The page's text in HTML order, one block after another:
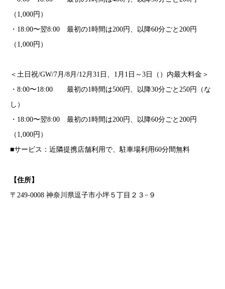
（1,000円）
・18:00〜翌8:00 最初の1時間は200円、以降60分ごと200円
（1,000円）
＜土日祝/GW/7月/8月/12月31日、1月1日～3日（）内最大料金＞
・8:00〜18:00 最初の1時間は500円、以降30分ごと250円（な
し）
・18:00〜翌8:00 最初の1時間は200円、以降60分ごと200円
（1,000円）
■サービス：近隣提携店舗利用で、駐車場利用60分間無料
【住所】
〒249-0008 神奈川県逗子市小坪５丁目２３−９